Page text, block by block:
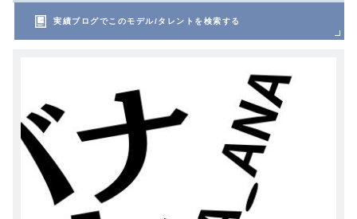
実績ブログでこのモデル/タレントを検索する